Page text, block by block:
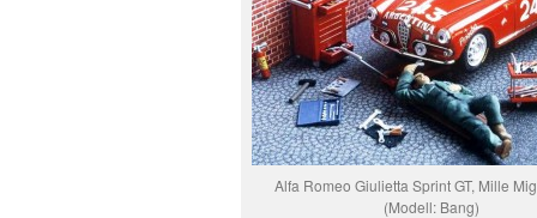
Alfa Romeo Giulietta Sprint GT, Mille
(Modell: Bang)